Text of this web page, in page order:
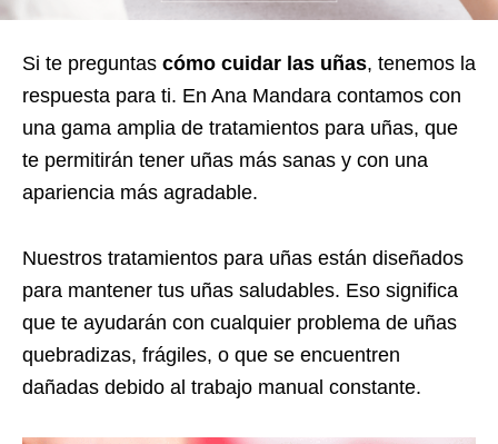
Si te preguntas cómo cuidar las uñas, tenemos la
respuesta para ti. En Ana Mandara contamos con
una gama amplia de tratamientos para uñas, que
te permitirán tener uñas más sanas y con una
apariencia más agradable.
Nuestros tratamientos para uñas están diseñados
para mantener tus uñas saludables. Eso significa
que te ayudarán con cualquier problema de uñas
quebradizas, frágiles, o que se encuentren
dañadas debido al trabajo manual constante.